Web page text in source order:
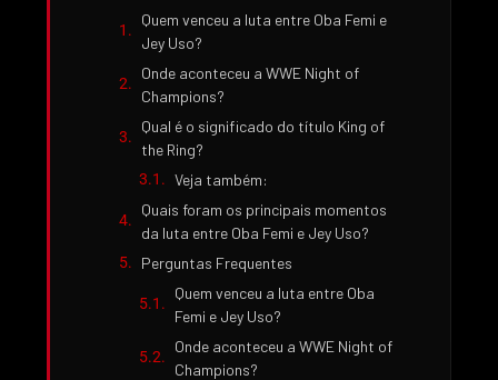
Quem venceu a luta entre Oba Femi e
Jey Uso?
Onde aconteceu a WWE Night of
Champions?
Qual é o significado do título King of
the Ring?
Veja também:
Quais foram os principais momentos
da luta entre Oba Femi e Jey Uso?
Perguntas Frequentes
Quem venceu a luta entre Oba
Femi e Jey Uso?
Onde aconteceu a WWE Night of
Champions?